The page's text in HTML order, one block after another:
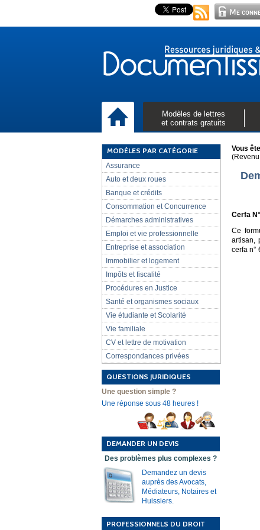
Modèles de lettres
et contrats gratuits
MODÈLES PAR CATÉGORIE
Assurance
Auto et deux roues
Banque et crédits
Consommation et Concurrence
Démarches administratives
Emploi et vie professionnelle
Entreprise et association
Immobilier et logement
Impôts et fiscalité
Procédures en Justice
Santé et organismes sociaux
Vie étudiante et Scolarité
Vie familiale
CV et lettre de motivation
Correspondances privées
QUESTIONS JURIDIQUES
Une question simple ?
Une réponse sous 48 heures !
DEMANDER UN DEVIS
Des problèmes plus complexes ?
Demandez un devis
auprès des Avocats,
Médiateurs, Notaires et
Huissiers.
PROFESSIONNELS DU DROIT
Vous
Cerfa
Ce
artisan,
cerfa n°